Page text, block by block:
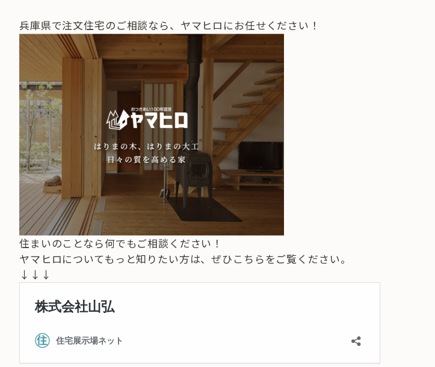
兵庫県で注文住宅のご相談なら、ヤマヒロにお任せください！
住まいのことなら何でもご相談ください！
ヤマヒロについてもっと知りたい方は、ぜひこちらをご覧ください。
↓↓↓